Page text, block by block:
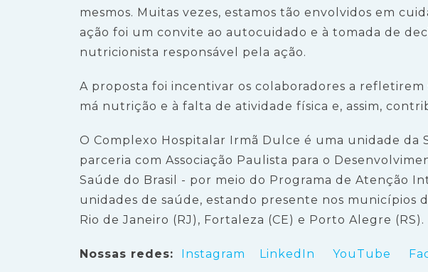
mesmos. Muitas vezes, estamos tão envolvidos em
ação foi um convite ao autocuidado e à tomada de
nutricionista responsável pela ação.
A proposta foi incentivar os colaboradores a refletirem
má nutrição e à falta de atividade física e, assim,
O Complexo Hospitalar Irmã Dulce é uma unidade da
parceria com Associação Paulista para o
Saúde do Brasil - por meio do Programa de Atenção
unidades de saúde, estando presente nos municípios
Rio de Janeiro (RJ), Fortaleza (CE) e Porto Alegre (RS).
Nossas redes: Instagram LinkedIn YouTube